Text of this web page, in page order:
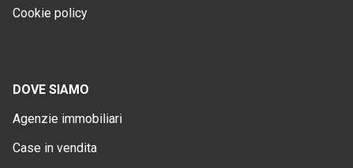
Cookie policy
DOVE SIAMO
Agenzie immobiliari
Case in vendita